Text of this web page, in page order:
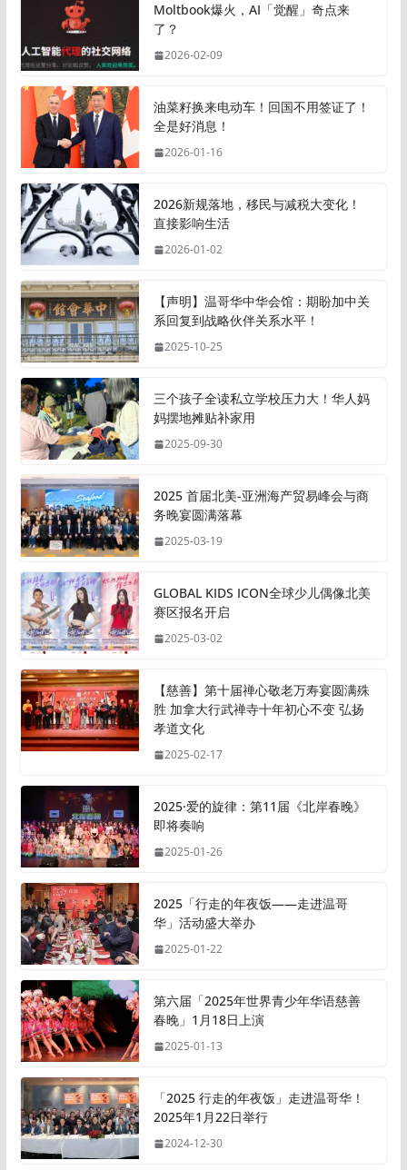
Moltbook爆火，AI「觉醒」奇点来
了？
2026-02-09
油菜籽换来电动车！回国不用签证了！
全是好消息！
2026-01-16
2026新规落地，移民与减税大变化！
直接影响生活
2026-01-02
【声明】温哥华中华会馆：期盼加中关
系回复到战略伙伴关系水平！
2025-10-25
三个孩子全读私立学校压力大！华人妈
妈摆地摊贴补家用
2025-09-30
2025 首届北美-亚洲海产贸易峰会与商
务晚宴圆满落幕
2025-03-19
GLOBAL KIDS ICON全球少儿偶像北美
赛区报名开启
2025-03-02
【慈善】第十届禅心敬老万寿宴圆满殊
胜 加拿大行武禅寺十年初心不变 弘扬
孝道文化
2025-02-17
2025·爱的旋律：第11届《北岸春晚》
即将奏响
2025-01-26
2025「行走的年夜饭——走进温哥
华」活动盛大举办
2025-01-22
第六届「2025年世界青少年华语慈善
春晚」1月18日上演
2025-01-13
「2025 行走的年夜饭」走进温哥华！
2025年1月22日举行
2024-12-30